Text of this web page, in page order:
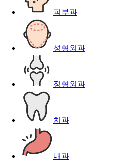
피부과
성형외과
정형외과
치과
내과